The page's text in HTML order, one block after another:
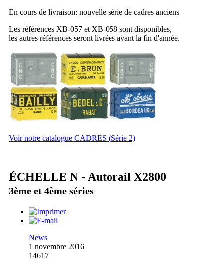
En cours de livraison: nouvelle série de cadres anciens
Les références XB-057 et XB-058 sont disponibles,
les autres références seront livrées avant la fin d'année.
Voir notre catalogue CADRES (Série 2)
ÉCHELLE N - Autorail X2800
3ème et 4ème séries
News
1 novembre 2016
14617